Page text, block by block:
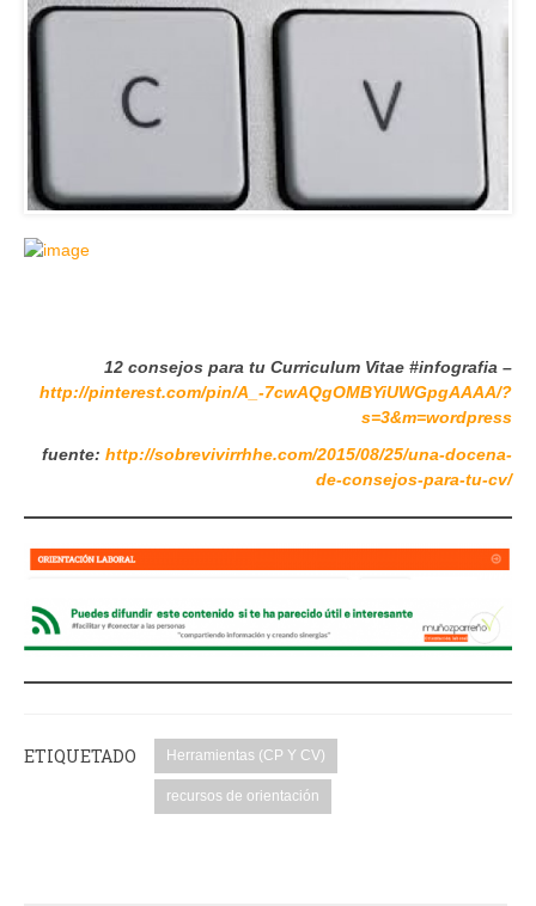
12 consejos para tu Curriculum Vitae #infografia –
http://pinterest.com/pin/A_-7cwAQgOMBYiUWGpgAAAA/?
s=3&m=wordpress
fuente: http://sobrevivirrhhe.com/2015/08/25/una-docena-
de-consejos-para-tu-cv/
ETIQUETADO Herramientas (CP Y CV)
recursos de orientación